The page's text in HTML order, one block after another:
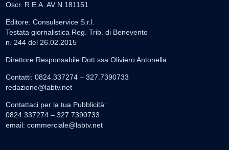
Oscr. R.E.A. AV N.181151
Editore: Consulservice S.r.l.
Testata giornalistica Reg. Trib. di Benevento
n. 244 del 26.02.2015
Direttore Responsabile Dott.ssa Oliviero Antonella
Contatti: 0824.337274 – 327.7390733
redazione@labtv.net
Contattaci per la tua Pubblicità:
0824.337274 – 327.7390733
email: commerciale@labtv.net